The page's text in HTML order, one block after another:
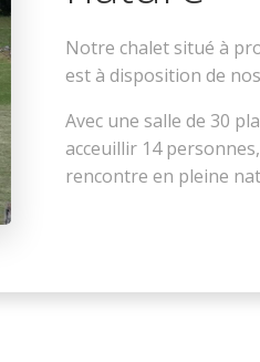
Notre chalet situé à
est à disposition de
Avec une salle de 30
acceuillir 14
rencontre en pleine